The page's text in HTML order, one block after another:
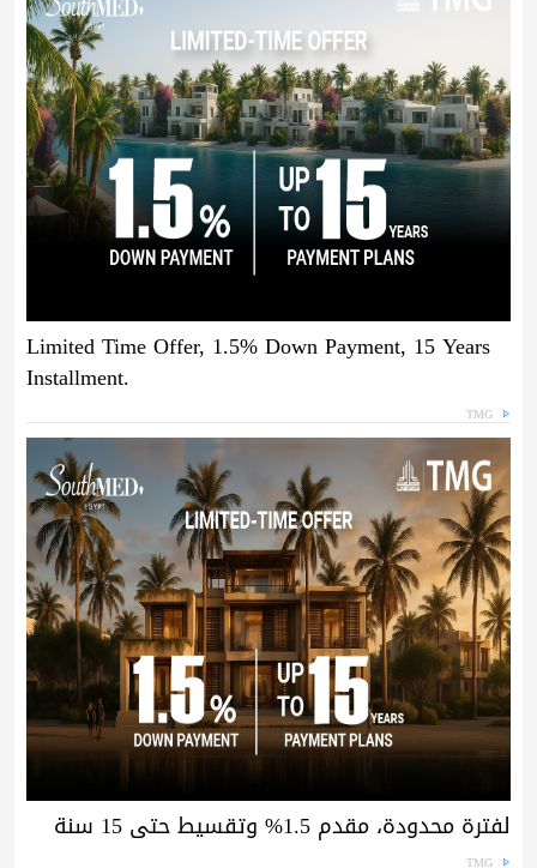
Limited Time Offer, 1.5% Down Payment, 15 Years
Installment.
TMG
لفترة محدودة، مقدم 1.5% وتقسيط حتى 15 سنة
TMG